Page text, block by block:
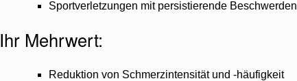
Sportverletzungen mit persistierende Beschwerden
Ihr Mehrwert:
Reduktion von Schmerzintensität und -häufigkeit